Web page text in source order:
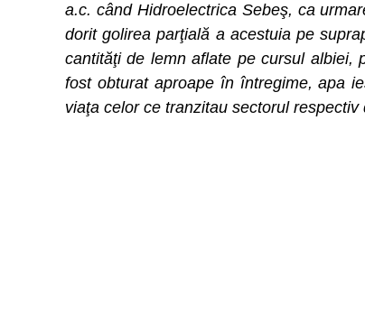
a.c. când Hidroelectrica Sebeş, ca
dorit golirea parţială a acestuia pe
cantităţi de lemn aflate pe cursul albiei,
fost obturat aproape în întregime, apa
viaţa celor ce tranzitau sectorul respectiv